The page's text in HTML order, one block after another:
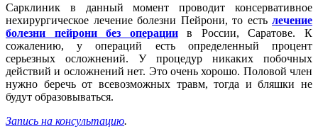
Сарклиник в данный момент проводит консервативное
нехирургическое лечение болезни Пейрони, то есть лечение
болезни пейрони без операциив России, Саратове. К
сожалению, у операций есть определенный процент
серьезных осложнений. У процедур никаких побочных
действий и осложнений нет. Это очень хорошо. Половой член
нужно беречь от всевозможных травм, тогда и бляшки не
будут образовываться.
Запись на консультацию.